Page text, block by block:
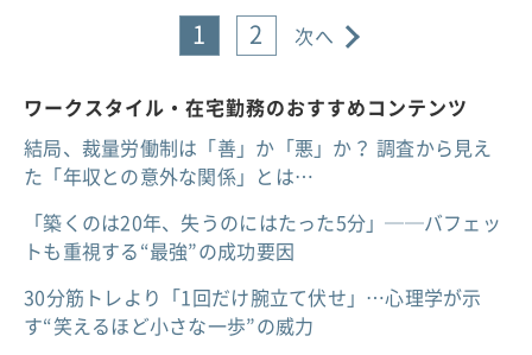
1 2 次へ
ワークスタイル・在宅勤務のおすすめコンテンツ
結局、裁量労働制は「善」か「悪」か？ 調査から見え
た「年収との意外な関係」とは…
「築くのは20年、失うのにはたった5分」──バフェッ
トも重視する“最強”の成功要因
30分筋トレより「1回だけ腕立て伏せ」…心理学が示
す“笑えるほど小さな一歩”の威力